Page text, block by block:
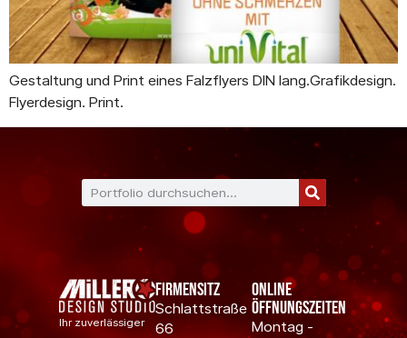
Gestaltung und Print eines Falzflyers DIN lang.Grafikdesign.
Flyerdesign. Print.
Ihr zuverlässiger
Firmensitz
Schlattstraße
66
Online
Öffnungszeiten
Montag -